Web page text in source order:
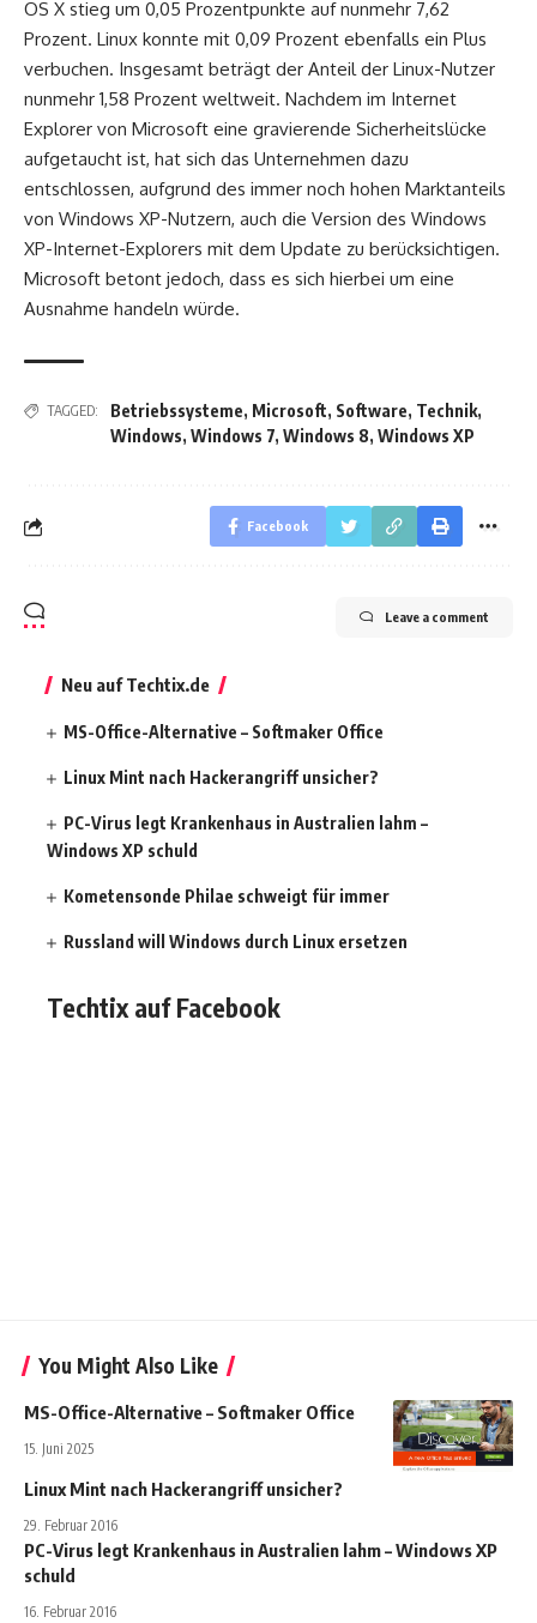
OS X stieg um 0,05 Prozentpunkte auf nunmehr 7,62
Prozent. Linux konnte mit 0,09 Prozent ebenfalls ein Plus
verbuchen. Insgesamt beträgt der Anteil der Linux-Nutzer
nunmehr 1,58 Prozent weltweit. Nachdem im Internet
Explorer von Microsoft eine gravierende Sicherheitslücke
aufgetaucht ist, hat sich das Unternehmen dazu
entschlossen, aufgrund des immer noch hohen Marktanteils
von Windows XP-Nutzern, auch die Version des Windows
XP-Internet-Explorers mit dem Update zu berücksichtigen.
Microsoft betont jedoch, dass es sich hierbei um eine
Ausnahme handeln würde.
TAGGED: Betriebssysteme, Microsoft, Software, Technik,
Windows, Windows 7, Windows 8, Windows XP
Facebook
Leave a comment
Neu auf Techtix.de
MS-Office-Alternative – Softmaker Office
Linux Mint nach Hackerangriff unsicher?
PC-Virus legt Krankenhaus in Australien lahm –
Windows XP schuld
Kometensonde Philae schweigt für immer
Russland will Windows durch Linux ersetzen
Techtix auf Facebook
You Might Also Like
MS-Office-Alternative – Softmaker Office
15. Juni 2025
Linux Mint nach Hackerangriff unsicher?
29. Februar 2016
PC-Virus legt Krankenhaus in Australien lahm – Windows XP
schuld
16. Februar 2016